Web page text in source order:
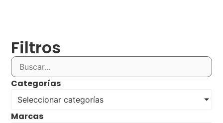
Filtros
Categorías
Seleccionar categorías
Marcas